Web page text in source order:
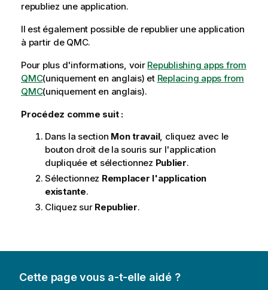
republiez une application.
Il est également possible de republier une application
à partir de QMC.
Pour plus d'informations, voir Republishing apps from
QMC(uniquement en anglais) et Replacing apps from
QMC(uniquement en anglais).
Procédez comme suit :
Dans la section Mon travail, cliquez avec le
bouton droit de la souris sur l'application
dupliquée et sélectionnez Publier.
Sélectionnez Remplacer l'application
existante.
Cliquez sur Republier.
Cette page vous a-t-elle aidé ?